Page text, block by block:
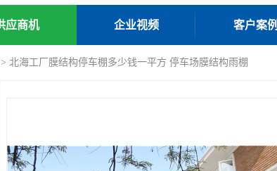
应商机 企业视频 客户案例
> 北海工厂膜结构停车棚多少钱一平方 停车场膜结构雨棚